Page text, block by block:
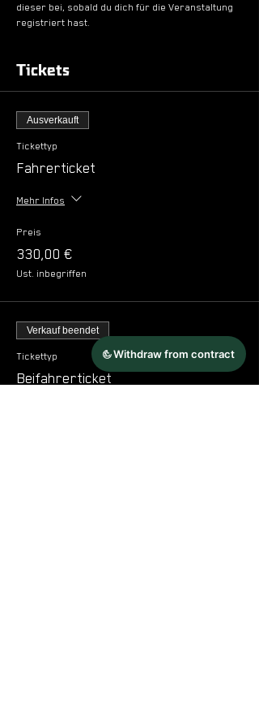
dieser bei, sobald du dich für die Veranstaltung
registriert hast.
Tickets
Ausverkauft
Tickettyp
Fahrerticket
Mehr Infos
Preis
330,00 €
Ust. inbegriffen
Verkauf beendet
Tickettyp
Beifahrerticket